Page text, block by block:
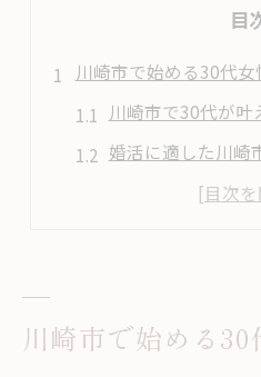
目
川崎市で始める30代女
川崎市で30代が叶
婚活に適した川崎
30代に合う婚活ス
30代女性が実践
川崎市で始める